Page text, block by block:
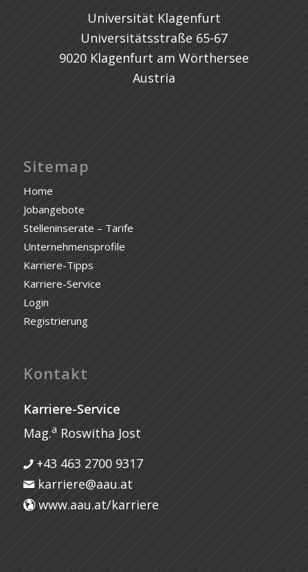
Universität Klagenfurt
Universitätsstraße 65-67
9020 Klagenfurt am Wörthersee
Austria
Sitemap
Home
Jobangebote
Stelleninserate – Tarife
Unternehmensprofile
Karriere-Tipps
Karriere-Service
Login
Registrierung
Kontakt
Karriere-Service
Mag.a Roswitha Jost
+43 463 2700 9317
karriere@aau.at
www.aau.at/karriere